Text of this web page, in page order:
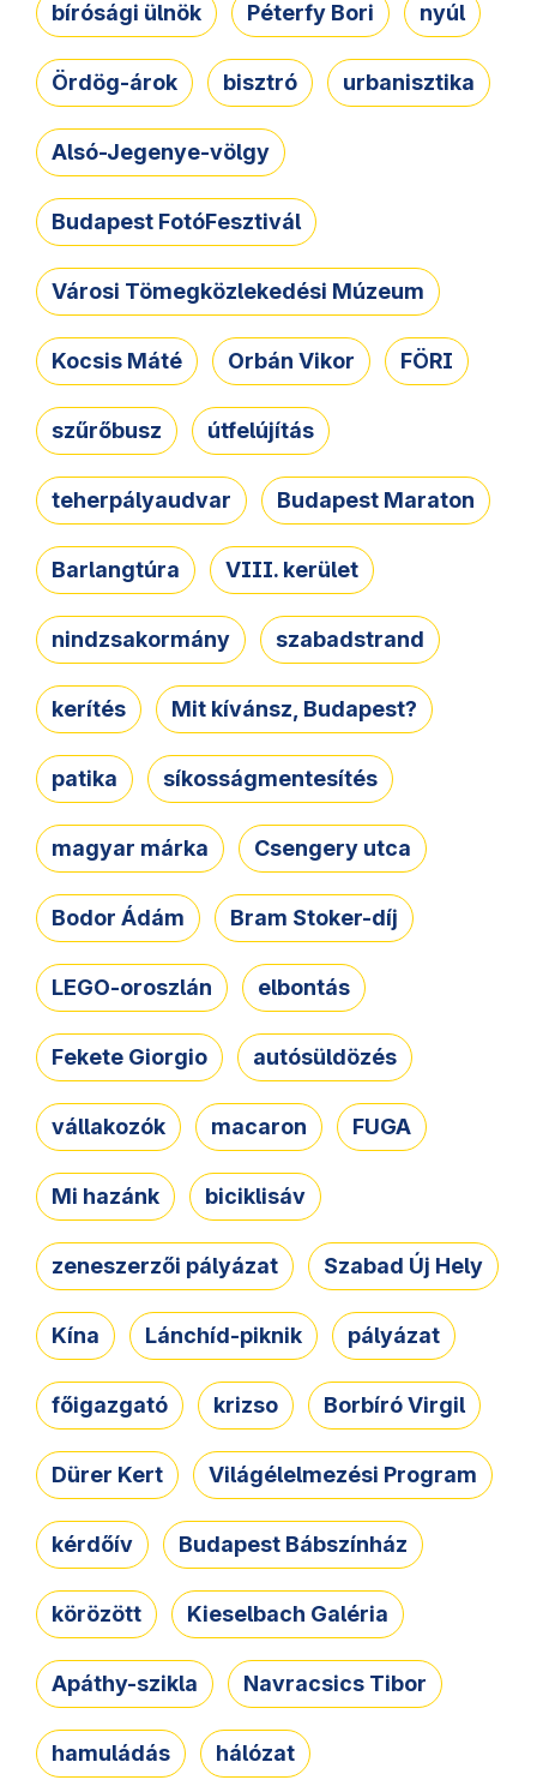
bírósági ülnök Péterfy Bori nyúl
Ördög-árok bisztró urbanisztika
Alsó-Jegenye-völgy
Budapest FotóFesztivál
Városi Tömegközlekedési Múzeum
Kocsis Máté Orbán Vikor FÖRI
szűrőbusz útfelújítás
teherpályaudvar Budapest Maraton
Barlangtúra VIII. kerület
nindzsakormány szabadstrand
kerítés Mit kívánsz, Budapest?
patika síkosságmentesítés
magyar márka Csengery utca
Bodor Ádám Bram Stoker-díj
LEGO-oroszlán elbontás
Fekete Giorgio autósüldözés
vállakozók macaron FUGA
Mi hazánk biciklisáv
zeneszerzői pályázat Szabad Új Hely
Kína Lánchíd-piknik pályázat
főigazgató krizso Borbíró Virgil
Dürer Kert Világélelmezési Program
kérdőív Budapest Bábszínház
körözött Kieselbach Galéria
Apáthy-szikla Navracsics Tibor
hamuládás hálózat